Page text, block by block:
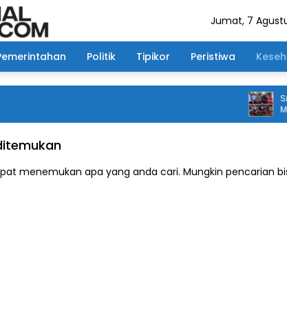
Jumat, 7
Politik Tipikor Peristiwa
Sinergi
Merah
menemukan apa yang anda cari. Mungkin pencarian